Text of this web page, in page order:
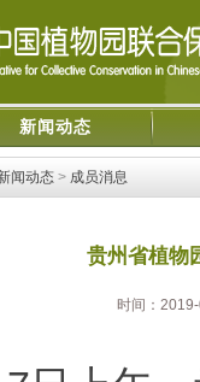
新闻动态
闻动态 > 成员消息
贵州省植物
时间：